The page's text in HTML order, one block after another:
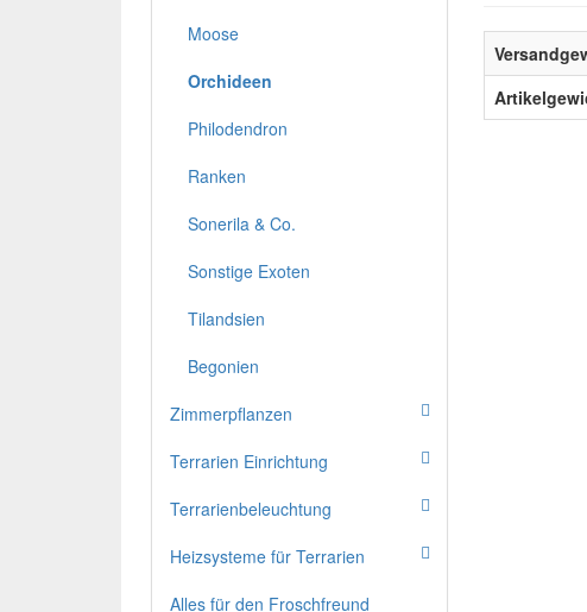
Moose
Orchideen
Philodendron
Ranken
Sonerila & Co.
Sonstige Exoten
Tilandsien
Begonien
Zimmerpflanzen
Terrarien Einrichtung
Terrarienbeleuchtung
Heizsysteme für Terrarien
Alles für den Froschfreund